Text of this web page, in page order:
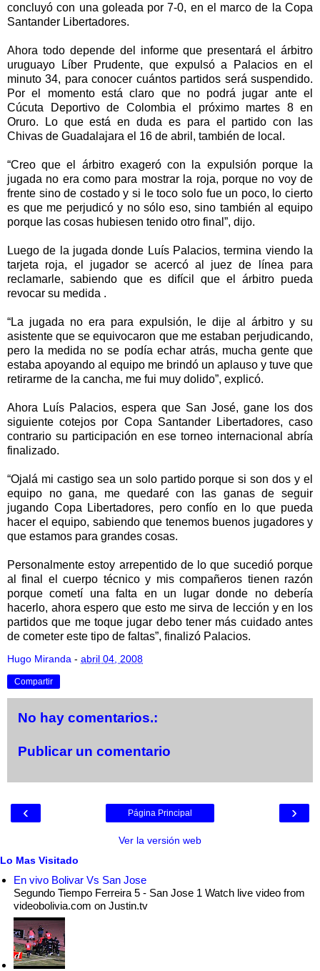
concluyó con una goleada por 7-0, en el marco de la Copa
Santander Libertadores.
Ahora todo depende del informe que presentará el árbitro
uruguayo Líber Prudente, que expulsó a Palacios en el
minuto 34, para conocer cuántos partidos será suspendido.
Por el momento está claro que no podrá jugar ante el
Cúcuta Deportivo de Colombia el próximo martes 8 en
Oruro. Lo que está en duda es para el partido con las
Chivas de Guadalajara el 16 de abril, también de local.
“Creo que el árbitro exageró con la expulsión porque la
jugada no era como para mostrar la roja, porque no voy de
frente sino de costado y si le toco solo fue un poco, lo cierto
es que me perjudicó y no sólo eso, sino también al equipo
porque las cosas hubiesen tenido otro final”, dijo.
Luego de la jugada donde Luís Palacios, termina viendo la
tarjeta roja, el jugador se acercó al juez de línea para
reclamarle, sabiendo que es difícil que el árbitro pueda
revocar su medida .
“La jugada no era para expulsión, le dije al árbitro y su
asistente que se equivocaron que me estaban perjudicando,
pero la medida no se podía echar atrás, mucha gente que
estaba apoyando al equipo me brindó un aplauso y tuve que
retirarme de la cancha, me fui muy dolido”, explicó.
Ahora Luís Palacios, espera que San José, gane los dos
siguiente cotejos por Copa Santander Libertadores, caso
contrario su participación en ese torneo internacional abría
finalizado.
“Ojalá mi castigo sea un solo partido porque si son dos y el
equipo no gana, me quedaré con las ganas de seguir
jugando Copa Libertadores, pero confío en lo que pueda
hacer el equipo, sabiendo que tenemos buenos jugadores y
que estamos para grandes cosas.
Personalmente estoy arrepentido de lo que sucedió porque
al final el cuerpo técnico y mis compañeros tienen razón
porque cometí una falta en un lugar donde no debería
hacerlo, ahora espero que esto me sirva de lección y en los
partidos que me toque jugar debo tener más cuidado antes
de cometer este tipo de faltas”, finalizó Palacios.
Hugo Miranda - abril 04, 2008
Compartir
No hay comentarios.:
Publicar un comentario
‹ ›
Página Principal
Ver la versión web
Lo Mas Visitado
En vivo Bolivar Vs San Jose
Segundo Tiempo Ferreira 5 - San Jose 1 Watch live video from
videobolivia.com on Justin.tv